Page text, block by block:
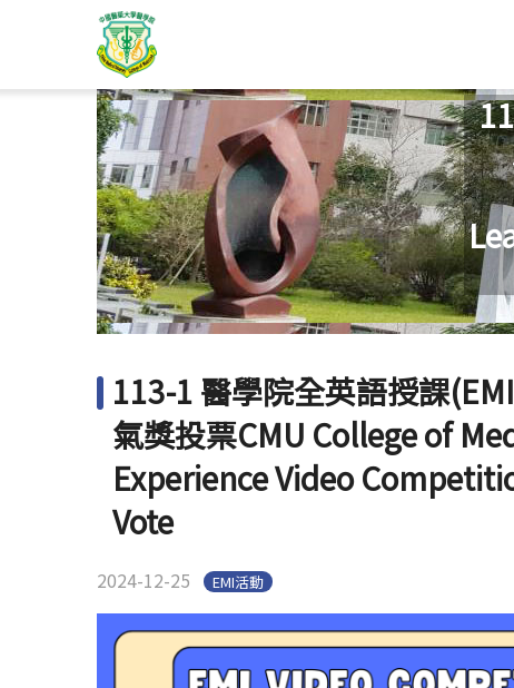
113-1 醫學院全英語授課
氣獎投票CMU College of
Experience Video
Vote
2024-12-25 EMI活動